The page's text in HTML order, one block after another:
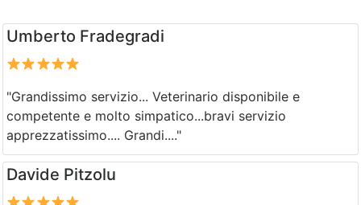
Umberto Fradegradi
"Grandissimo servizio... Veterinario disponibile e
competente e molto simpatico...bravi servizio
apprezzatissimo.... Grandi...."
Davide Pitzolu